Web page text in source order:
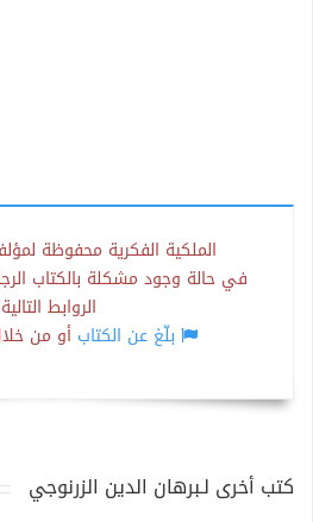
الملكية الفكرية محفوظة
في حالة وجود مشكلة بالكتاب
الروابط
بلّغ عن الكتاب أو من
كتب أخرى لـبرهان الدين الزرنوجي